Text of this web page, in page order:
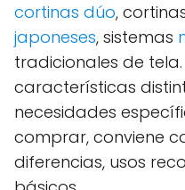
cortinas dúo,
japoneses, sistemas
tradicionales de
características
necesidades
comprar, conviene
diferencias, usos